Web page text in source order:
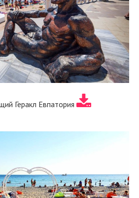
Геракл Евпатория